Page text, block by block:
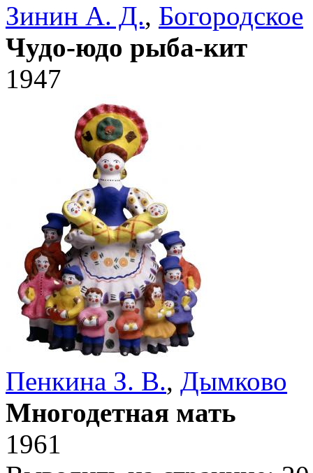
Зинин А. Д., Богородское
Чудо-юдо рыба-кит
1947
Пенкина З. В., Дымково
Многодетная мать
1961